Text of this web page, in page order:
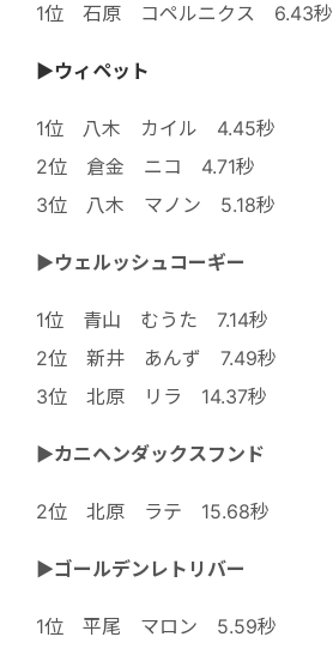
1位 石原 コペルニクス 6.43秒
▶︎ウィペット
1位 八木 カイル 4.45秒
2位 倉金 ニコ 4.71秒
3位 八木 マノン 5.18秒
▶︎ウェルッシュコーギー
1位 青山 むうた 7.14秒
2位 新井 あんず 7.49秒
3位 北原 リラ 14.37秒
▶︎カニヘンダックスフンド
2位 北原 ラテ 15.68秒
▶︎ゴールデンレトリバー
1位 平尾 マロン 5.59秒